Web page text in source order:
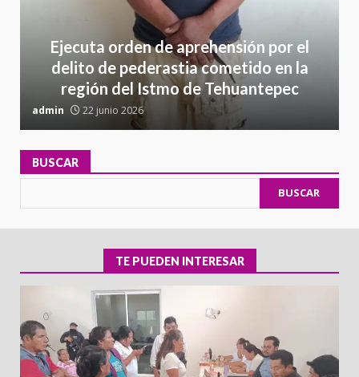
Ejecuta orden de aprehensión por el
delito de pederastia cometido en la
región del Istmo de Tehuantepec
admin 22 junio 2026
BUSCAR
BUSCAR
TE PUEDEN INTERESAR